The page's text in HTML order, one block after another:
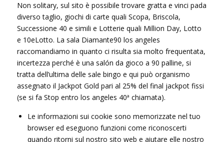
Non solitary, sul sito è possibile trovare gratta e vinci pada
diverso taglio, giochi di carte quali Scopa, Briscola,
Successione 40 e simili e Lotterie quali Million Day, Lotto
e 10eLotto. La sala Diamante90 los angeles
raccomandiamo in quanto ci risulta sia molto frequentata,
incertezza perché è una salón da gioco a 90 palline, si
tratta dell’ultima delle sale bingo e qui può organismo
assegnato il Jackpot Gold pari al 25% del final jackpot fissi
(se si fa Stop entro los angeles 40ª chiamata).
Le informazioni sui cookie sono memorizzate nel tuo
browser ed eseguono funzioni come riconoscerti
quando ritorni sul nostro sito web e aiutare elle nostro